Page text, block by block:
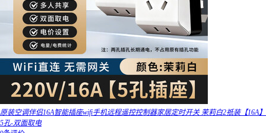
原装空调伴侣16A智能插座wifi手机远程遥控控制器家居定时开关 茉莉白2祇装【16A】
5孔-双面取电